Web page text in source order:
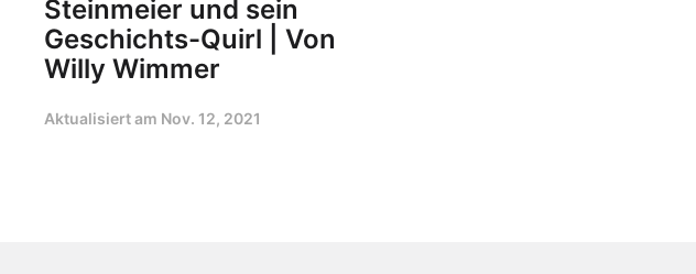
Steinmeier und sein
Geschichts-Quirl | Von
Willy Wimmer
Aktualisiert am Nov. 12, 2021